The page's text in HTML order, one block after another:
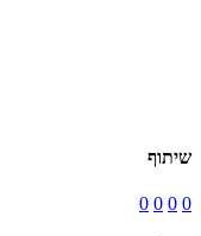
שיתוף
0
0
0
0